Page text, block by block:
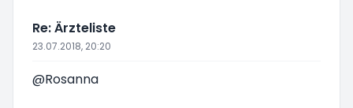
Re: Ärzteliste
23.07.2018, 20:20
@Rosanna